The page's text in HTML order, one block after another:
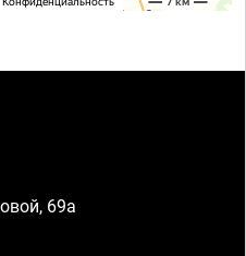
69а